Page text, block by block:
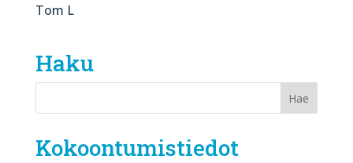
Tom L
Haku
Kokoontumistiedot